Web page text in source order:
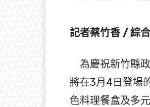
記者蔡竹香 / 綜
為慶祝新竹縣
將在3月4日登場
色料理餐盒及多